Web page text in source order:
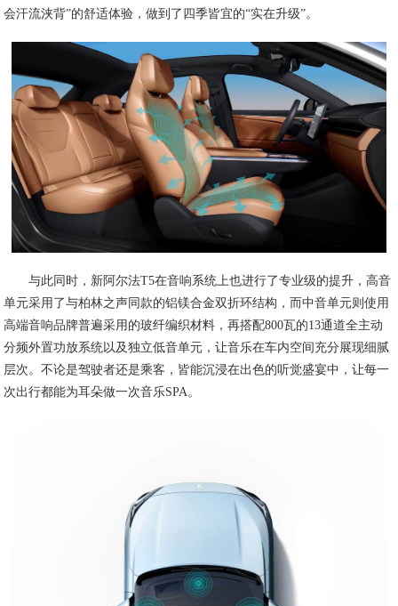
会汗流浃背”的舒适体验，做到了四季皆宜的“实在升级”。
与此同时，新阿尔法T5在音响系统上也进行了专业级的提升，高音
单元采用了与柏林之声同款的铝镁合金双折环结构，而中音单元则使用
高端音响品牌普遍采用的玻纤编织材料，再搭配800瓦的13通道全主动
分频外置功放系统以及独立低音单元，让音乐在车内空间充分展现细腻
层次。不论是驾驶者还是乘客，皆能沉浸在出色的听觉盛宴中，让每一
次出行都能为耳朵做一次音乐SPA。